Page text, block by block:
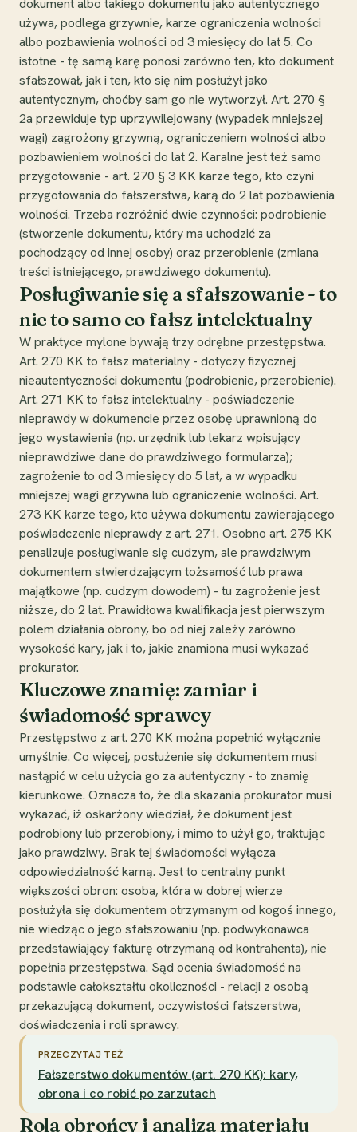
dokument albo takiego dokumentu jako autentycznego
używa, podlega grzywnie, karze ograniczenia wolności
albo pozbawienia wolności od 3 miesięcy do lat 5. Co
istotne - tę samą karę ponosi zarówno ten, kto dokument
sfałszował, jak i ten, kto się nim posłużył jako
autentycznym, choćby sam go nie wytworzył. Art. 270 §
2a przewiduje typ uprzywilejowany (wypadek mniejszej
wagi) zagrożony grzywną, ograniczeniem wolności albo
pozbawieniem wolności do lat 2. Karalne jest też samo
przygotowanie - art. 270 § 3 KK karze tego, kto czyni
przygotowania do fałszerstwa, karą do 2 lat pozbawienia
wolności. Trzeba rozróżnić dwie czynności: podrobienie
(stworzenie dokumentu, który ma uchodzić za
pochodzący od innej osoby) oraz przerobienie (zmiana
treści istniejącego, prawdziwego dokumentu).
Posługiwanie się a sfałszowanie - to
nie to samo co fałsz intelektualny
W praktyce mylone bywają trzy odrębne przestępstwa.
Art. 270 KK to fałsz materialny - dotyczy fizycznej
nieautentyczności dokumentu (podrobienie, przerobienie).
Art. 271 KK to fałsz intelektualny - poświadczenie
nieprawdy w dokumencie przez osobę uprawnioną do
jego wystawienia (np. urzędnik lub lekarz wpisujący
nieprawdziwe dane do prawdziwego formularza);
zagrożenie to od 3 miesięcy do 5 lat, a w wypadku
mniejszej wagi grzywna lub ograniczenie wolności. Art.
273 KK karze tego, kto używa dokumentu zawierającego
poświadczenie nieprawdy z art. 271. Osobno art. 275 KK
penalizuje posługiwanie się cudzym, ale prawdziwym
dokumentem stwierdzającym tożsamość lub prawa
majątkowe (np. cudzym dowodem) - tu zagrożenie jest
niższe, do 2 lat. Prawidłowa kwalifikacja jest pierwszym
polem działania obrony, bo od niej zależy zarówno
wysokość kary, jak i to, jakie znamiona musi wykazać
prokurator.
Kluczowe znamię: zamiar i
świadomość sprawcy
Przestępstwo z art. 270 KK można popełnić wyłącznie
umyślnie. Co więcej, posłużenie się dokumentem musi
nastąpić w celu użycia go za autentyczny - to znamię
kierunkowe. Oznacza to, że dla skazania prokurator musi
wykazać, iż oskarżony wiedział, że dokument jest
podrobiony lub przerobiony, i mimo to użył go, traktując
jako prawdziwy. Brak tej świadomości wyłącza
odpowiedzialność karną. Jest to centralny punkt
większości obron: osoba, która w dobrej wierze
posłużyła się dokumentem otrzymanym od kogoś innego,
nie wiedząc o jego sfałszowaniu (np. podwykonawca
przedstawiający fakturę otrzymaną od kontrahenta), nie
popełnia przestępstwa. Sąd ocenia świadomość na
podstawie całokształtu okoliczności - relacji z osobą
przekazującą dokument, oczywistości fałszerstwa,
doświadczenia i roli sprawcy.
PRZECZYTAJ TEŻ
Fałszerstwo dokumentów (art. 270 KK): kary,
obrona i co robić po zarzutach
Rola obrońcy i analiza materiału